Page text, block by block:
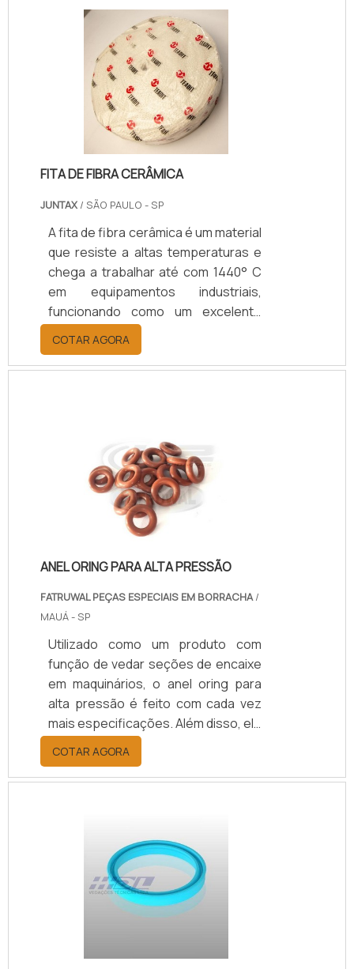
ser encontrados em vários
formatos, espessuras e
composições diferentes para
atender as diversas aplicações no
uso industrial.Aplicação e
variedadeEntre os setores que mais
utilizam os perfis em bor.
FITA DE FIBRA CERÂMICA
JUNTAX / SÃO PAULO - SP
A fita de fibra cerâmica é um material
que resiste a altas temperaturas e
chega a trabalhar até com 1440° C
em equipamentos industriais,
funcionando como um excelente
isolante térmico. Este tipo de fibra
pode ser encontrado no mercado
como manta, fita, placa, módulo ou
metálico.Funcionalidade correta do
produtoO material é o resultado da
junção entre a alumina e a sílica, num
processo que ocorre a 2000° C. Em
sua composição, n.
COTAR AGORA
ANEL ORING PARA ALTA PRESSÃO
FATRUWAL PEÇAS ESPECIAIS EM BORRACHA/
MAUÁ - SP
Utilizado como um produto com
função de vedar seções de encaixe
em maquinários, o anel oring para
alta pressão é feito com cada vez
mais especificações. Além disso, ele
constitui produtos com adaptações
de acordo com as necessidades e
expectativas do consumidor.O anel
para segmentos industriais e de
produção, quanto para empresas de
atuações diversas. Além disso,
pelos benefícios que ele oferece ao
consumidor, é capaz de garantir.
COTAR AGORA